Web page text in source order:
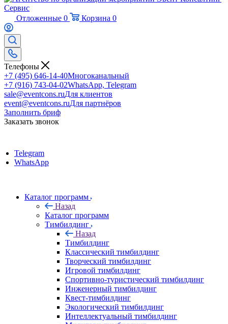
Отложенные 0 Корзина 0
Телефоны
+7 (495) 646-14-40Многоканальный
+7 (916) 743-04-02WhatsApp, Telegram
sale@eventcons.ruДля клиентов
event@eventcons.ruДля партнёров
Заполнить бриф
Заказать звонок
Telegram
WhatsApp
Каталог программ
Назад
Каталог программ
Тимбилдинг
Назад
Тимбилдинг
Классический тимбилдинг
Творческий тимбилдинг
Игровой тимбилдинг
Спортивно-туристический тимбилдинг
Инженерный тимбилдинг
Квест-тимбилдинг
Экологический тимбилдинг
Интеллектуальный тимбилдинг